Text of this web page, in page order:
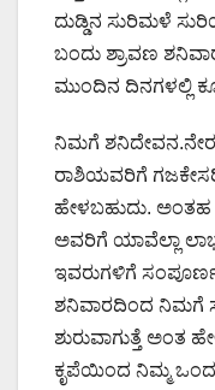
ದುಡ್ಡಿನ ಸುರಿಮಳೆ
ಬಂದು ಶ್ರಾವಣ
ಮುಂದಿನ ದಿನಗಳಲ್ಲಿ
ನಿಮಗೆ
ರಾಶಿಯವರಿಗೆ
ಹೇಳಬಹುದು. ಅಂತಹ
ಅವರಿಗೆ ಯಾವೆಲ್ಲಾ
ಇವರುಗಳಿಗೆ
ಶನಿವಾರದಿಂದ ನಿಮಗೆ
ಶುರುವಾಗುತ್ತೆ ಅಂತ
ಕೃಪೆಯಿಂದ ನಿಮ್ಮ